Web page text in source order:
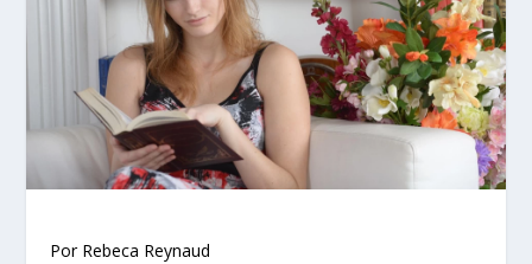
Por Rebeca Reynaud